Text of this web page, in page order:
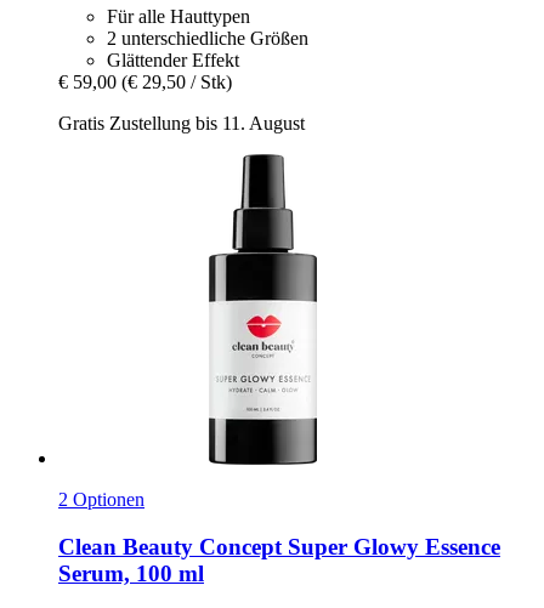
Für alle Hauttypen
2 unterschiedliche Größen
Glättender Effekt
€ 59,00 (€ 29,50 / Stk)
Gratis Zustellung bis 11. August
2 Optionen
Clean Beauty Concept Super Glowy Essence
Serum, 100 ml